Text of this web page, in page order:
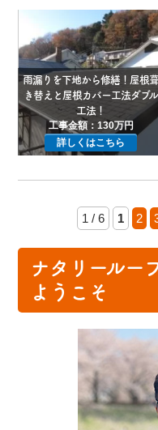
雨漏りを下地から修繕！屋根葺
き替えと屋根カバー工法ダブル
工法！
工事金額：130万円
詳しくはこちら
1 / 6 1 2
ナタリールー
ようこそ